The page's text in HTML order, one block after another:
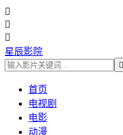



星辰影院

首页
电视剧
电影
动漫